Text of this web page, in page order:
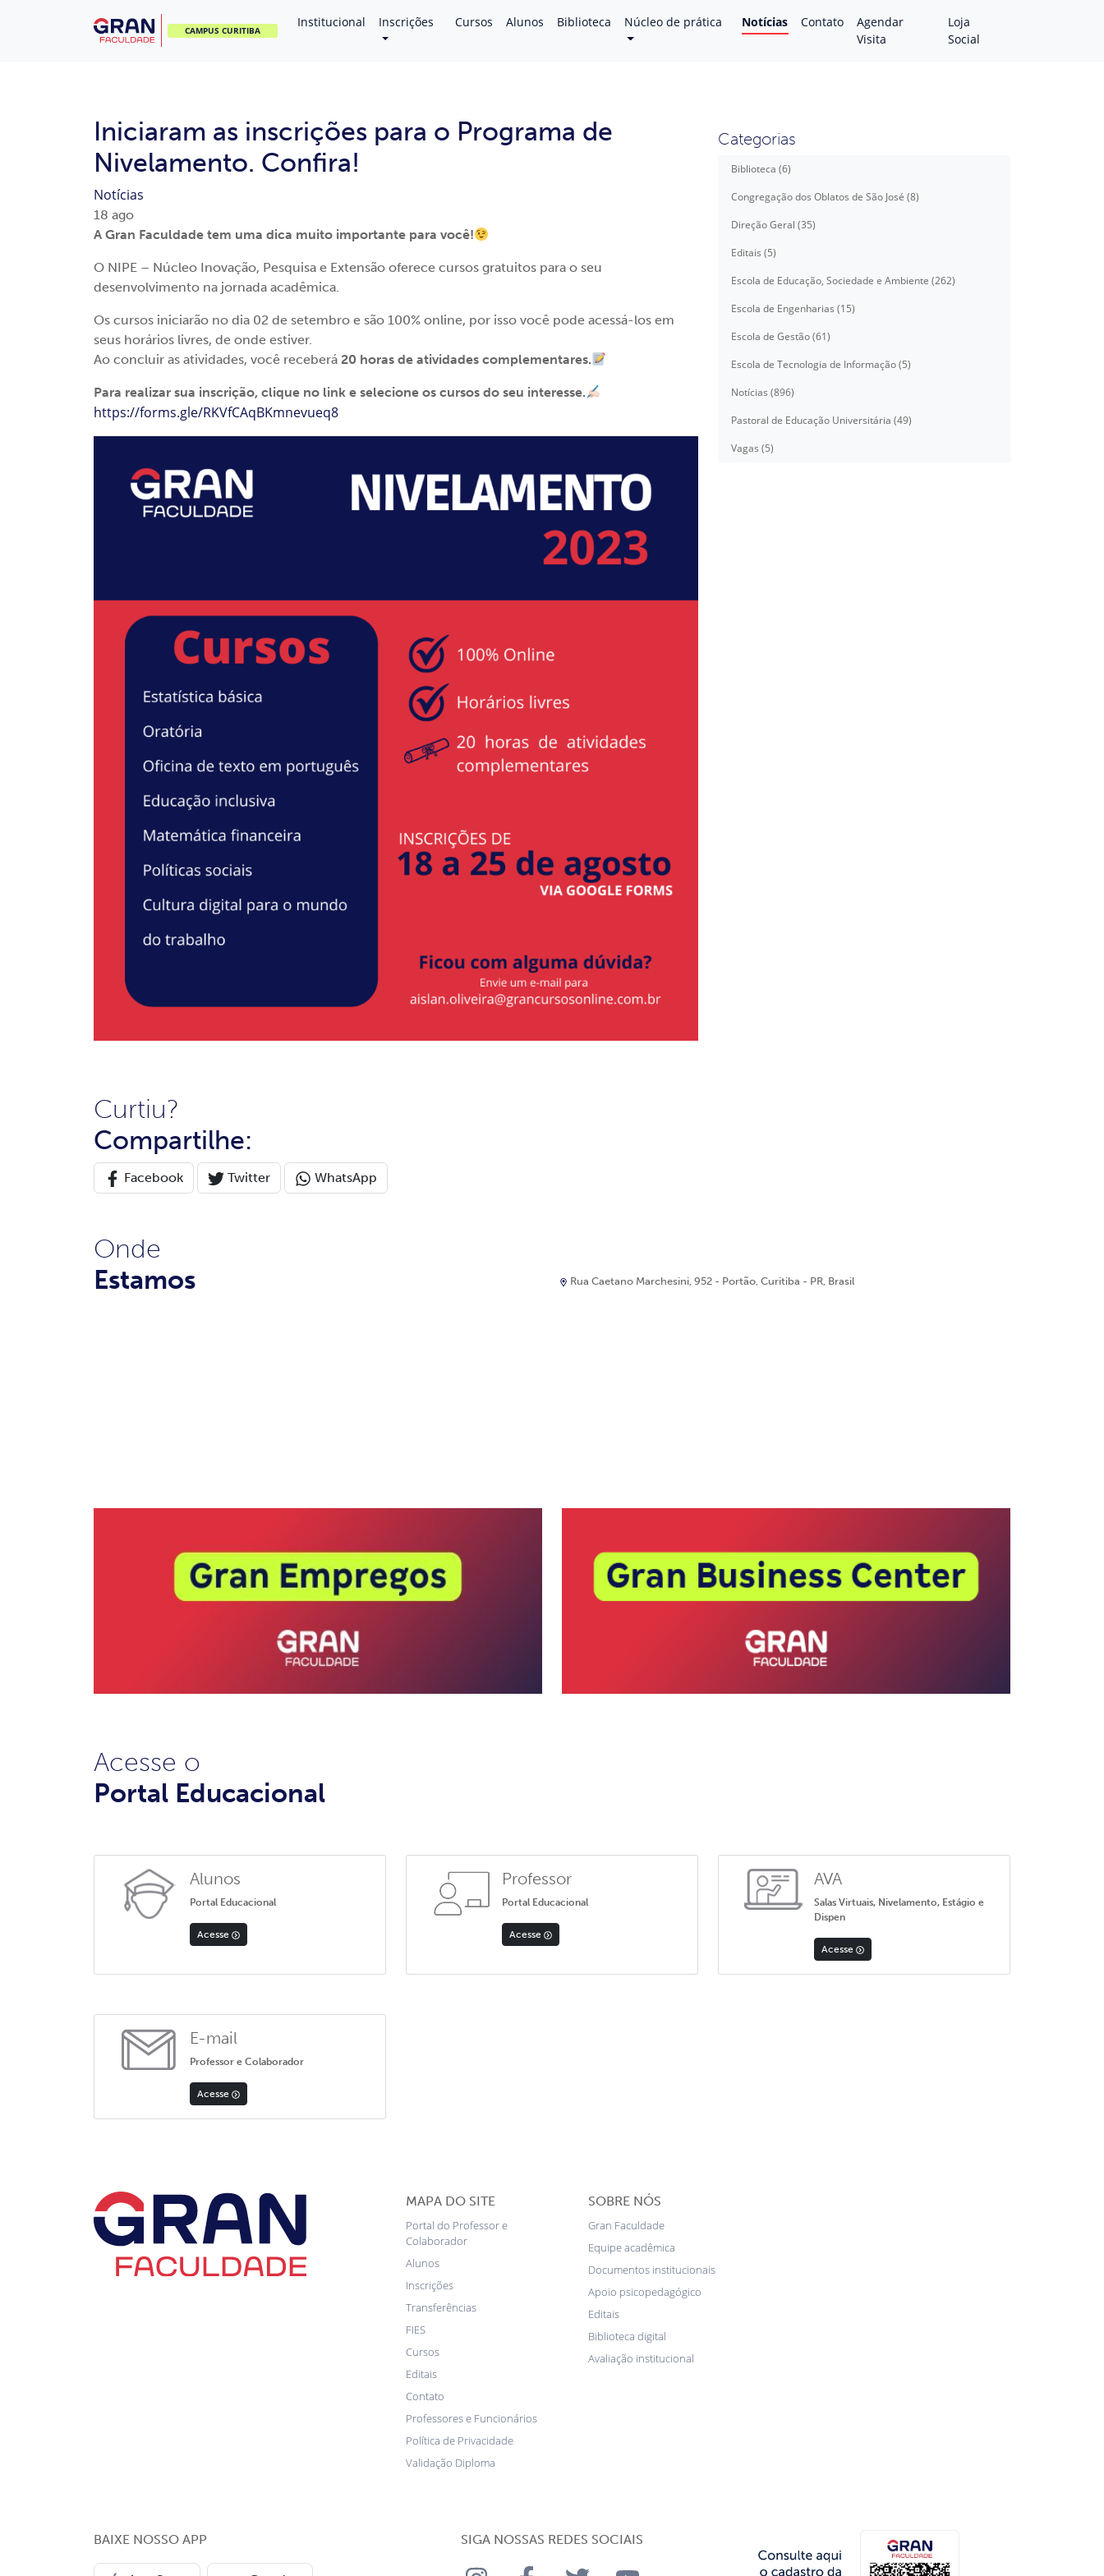
CAMPUS CURITIBA
Institucional Inscrições Cursos Alunos Biblioteca Núcleo de prática Notícias Contato
Agendar
Visita
Loja
Social
Iniciaram as inscrições para o Programa de
Nivelamento. Confira!
Notícias
18 ago
A Gran Faculdade tem uma dica muito importante para você!
O NIPE – Núcleo Inovação, Pesquisa e Extensão oferece cursos gratuitos para o seu
desenvolvimento na jornada acadêmica.
Os cursos iniciarão no dia 02 de setembro e são 100% online, por isso você pode acessá-los em
seus horários livres, de onde estiver.
Ao concluir as atividades, você receberá 20 horas de atividades complementares.
Para realizar sua inscrição, clique no link e selecione os cursos do seu interesse.
https://forms.gle/RKVfCAqBKmnevueq8
Categorias
Biblioteca (6)
Congregação dos Oblatos de São José (8)
Direção Geral (35)
Editais (5)
Escola de Educação, Sociedade e Ambiente (262)
Escola de Engenharias (15)
Escola de Gestão (61)
Escola de Tecnologia de Informação (5)
Notícias (896)
Pastoral de Educação Universitária (49)
Vagas (5)
Curtiu?
Compartilhe:
Facebook Twitter WhatsApp
Onde
Estamos
Rua Caetano Marchesini, 952 - Portão, Curitiba - PR, Brasil
Acesse o
Portal Educacional
Alunos
Portal Educacional
Acesse
Professor
Portal Educacional
Acesse
AVA
Salas Virtuais, Nivelamento, Estágio e
Dispen
Acesse
E-mail
Professor e Colaborador
Acesse
MAPA DO SITE
Portal do Professor e
Colaborador
Alunos
Inscrições
Transferências
FIES
Cursos
Editais
Contato
Professores e Funcionários
Política de Privacidade
Validação Diploma
SOBRE NÓS
Gran Faculdade
Equipe acadêmica
Documentos institucionais
Apoio psicopedagógico
Editais
Biblioteca digital
Avaliação institucional
BAIXE NOSSO APP SIGA NOSSAS REDES SOCIAIS